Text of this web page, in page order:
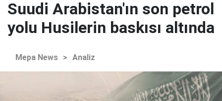
Suudi Arabistan'ın son petrol
yolu Husilerin baskısı altında
Mepa News > Analiz